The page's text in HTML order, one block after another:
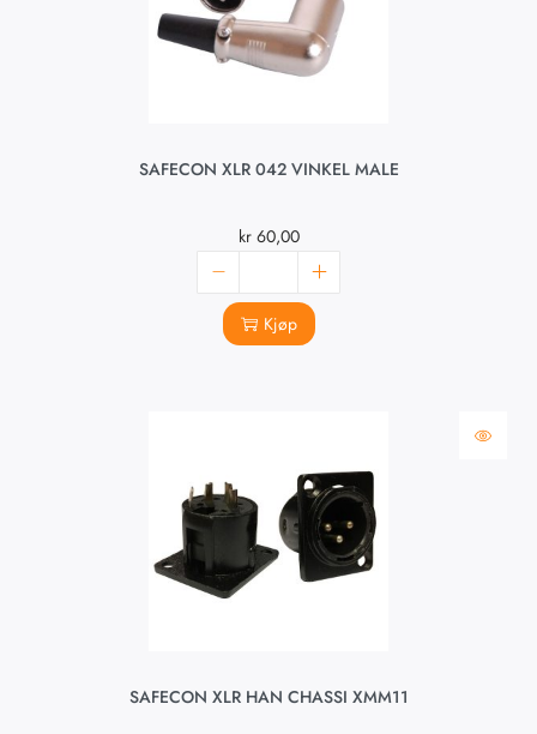
SAFECON XLR 042 VINKEL MALE
kr60,00
Kjøp
SAFECON XLR HAN CHASSI XMM11